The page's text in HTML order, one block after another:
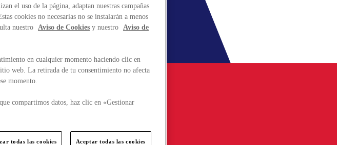
el uso de la página, adaptan nuestras campañas
cookies no necesarias no se instalarán a menos
nuestro Aviso de Cookies y nuestro Aviso de
en cualquier momento haciendo clic en
web. La retirada de tu consentimiento no afecta
momento.
compartimos datos, haz clic en «Gestionar
todas las cookies Aceptar todas las cookies